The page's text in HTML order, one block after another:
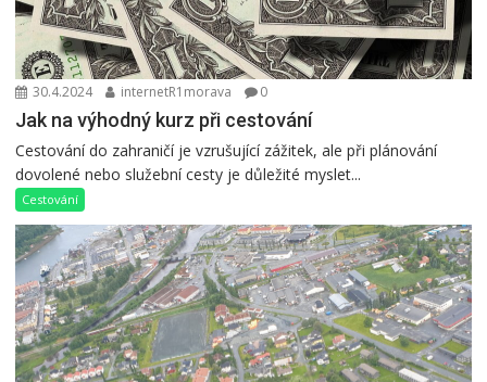
30.4.2024 internetR1morava 0
Jak na výhodný kurz při cestování
Cestování do zahraničí je vzrušující zážitek, ale při plánování
dovolené nebo služební cesty je důležité myslet...
Cestování